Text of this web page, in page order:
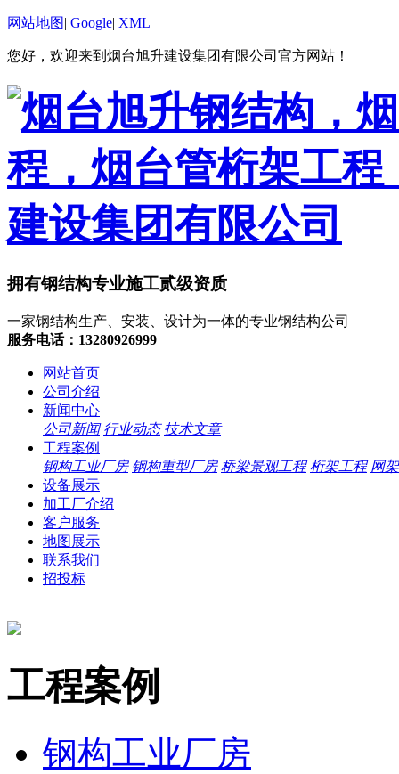
网站地图| Google| XML
您好，欢迎来到烟台旭升建设集团有限公司官方网站！
拥有钢结构专业施工贰级资质
一家钢结构生产、安装、设计为一体的专业钢结构公司
服务电话：13280926999
网站首页
公司介绍
新闻中心
公司新闻 行业动态 技术文章
工程案例
钢构工业厂房 钢构重型厂房 桥梁景观工程 桁架工程 网
设备展示
加工厂介绍
客户服务
地图展示
联系我们
招投标
工程案例
钢构工业厂房